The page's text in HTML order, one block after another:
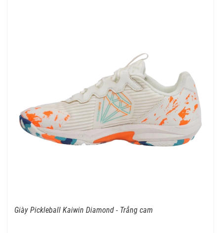
Giày Pickleball Kaiwin Diamond - Trắng cam